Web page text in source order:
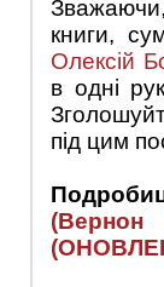
книги,
Олексій
в одні
під цим
(Вернон